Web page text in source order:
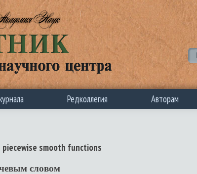
Редколлегия Авторам
piecewise smooth functions
словом